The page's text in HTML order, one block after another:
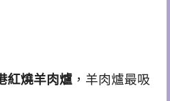
紅燒羊肉爐 ，羊肉爐最吸